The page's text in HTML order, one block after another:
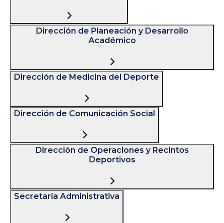
Dirección de Planeación y Desarrollo
Académico
Dirección de Medicina del Deporte
Dirección de Comunicación Social
Dirección de Operaciones y Recintos
Deportivos
Secretarí­a Administrativa